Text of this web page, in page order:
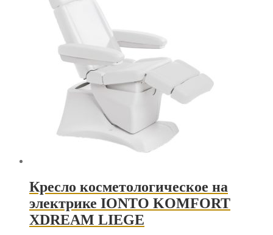
Кресло косметологическое на
электрике IONTO KOMFORT
XDREAM LIEGE